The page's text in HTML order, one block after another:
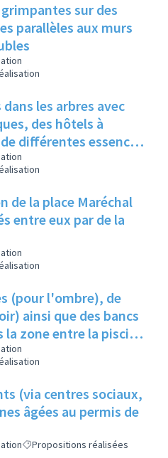
sur des
parallèles aux murs
les arbres avec
des hôtels à
différentes essences
sur la place du
de la place Maréchal
entre eux par de la
(pour l'ombre), de
ainsi que des bancs
la zone entre la piscine
(via centres sociaux,
âgées au permis de
Propositions réalisées